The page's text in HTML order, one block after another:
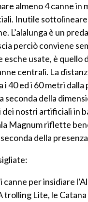
almeno 4 canne
Inutile
L’alalunga è un
perciò conviene
esche usate, è
centrali. La
40 ed i 60 metri dalla
seconda della
nostri artificiali in
Magnum riflette
della
canne per insidiare
trolling Lite, le